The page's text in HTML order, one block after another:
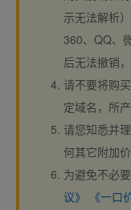
示无法解析
360、QQ、
后无法撤销
请不要将购
定域名，所
请您知悉并
何其它附加
为避免不必
议》
《一口